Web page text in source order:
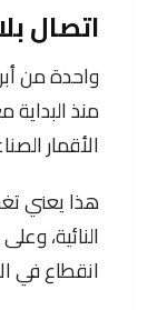
اتصال
واحدة من
منذ
الأقمار
هذا يعني
النائية،
انقطاع في